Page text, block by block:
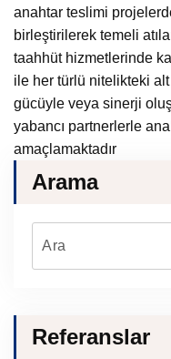
anahtar teslimi
birleştirilerek temeli
taahhüt hizmetlerinde
ile her türlü nitelikteki
gücüyle veya sinerji
yabancı partnerlerle
amaçlamaktadır
Arama
Referanslar